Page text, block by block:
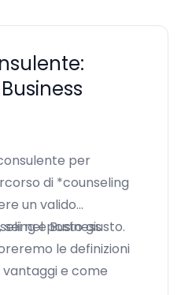
per
di *counseling
un valido
nel posto giusto.
le definizioni
vantaggi e come
e Business